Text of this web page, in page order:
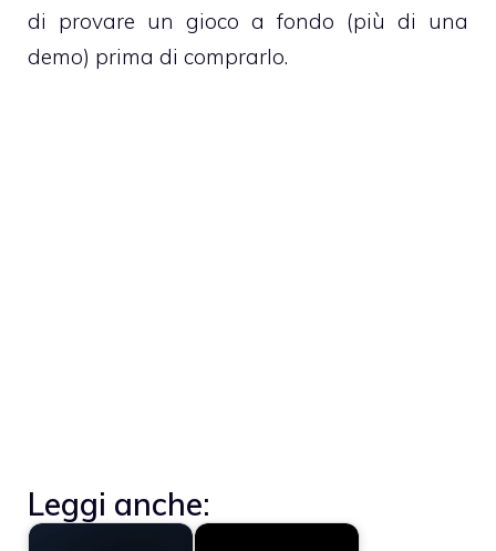
di provare un gioco a fondo (più di una
demo) prima di comprarlo.
Leggi anche: